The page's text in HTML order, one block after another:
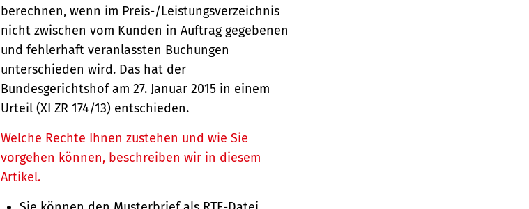
berechnen, wenn im Preis-/Leistungsverzeichnis
nicht zwischen vom Kunden in Auftrag gegebenen
und fehlerhaft veranlassten Buchungen
unterschieden wird. Das hat der
Bundesgerichtshof am 27. Januar 2015 in einem
Urteil (XI ZR 174/13) entschieden.
Welche Rechte Ihnen zustehen und wie Sie
vorgehen können, beschreiben wir in diesem
Artikel.